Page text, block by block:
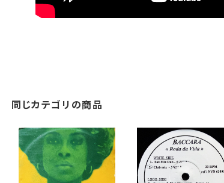
同じカテゴリの商品